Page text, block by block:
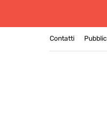
Contatti